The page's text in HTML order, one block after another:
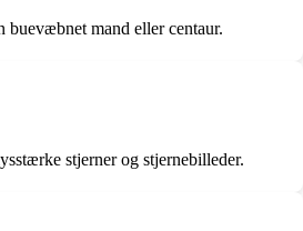
buevæbnet mand eller centaur.
stjerner og stjernebilleder.